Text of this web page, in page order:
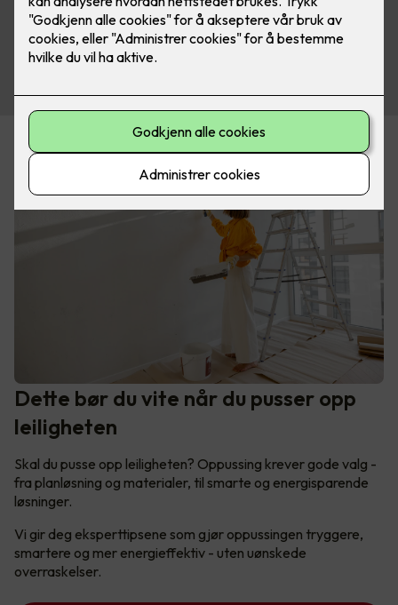
Dette bør du vite når du pusser opp
leiligheten
Skal du pusse opp leiligheten? Oppussing krever gode valg -
fra planløsning og materialer, til smarte og energisparende
løsninger.
Vi gir deg eksperttipsene som gjør oppussingen tryggere,
smartere og mer energieffektiv - uten uønskede
overraskelser.